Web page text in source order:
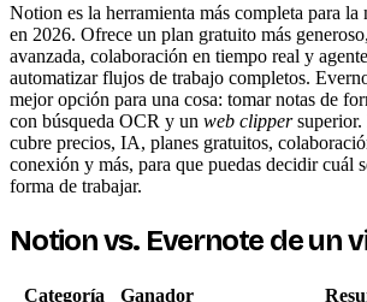
Notion es la herramienta más completa para la
en 2026. Ofrece un plan gratuito más
avanzada, colaboración en tiempo real y
automatizar flujos de trabajo completos.
mejor opción para una cosa: tomar notas de
con búsqueda OCR y un web clippersuperior.
cubre precios, IA, planes gratuitos,
conexión y más, para que puedas decidir cuál
forma de trabajar.
Notion vs. Evernote de un
Categoría Ganador